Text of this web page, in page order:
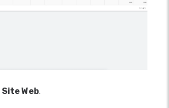
Site Web.